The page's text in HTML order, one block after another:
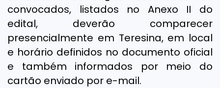
convocados, listados no Anexo II do
edital, deverão comparecer
presencialmente em Teresina, em local
e horário definidos no documento oficial
e também informados por meio do
cartão enviado por e-mail.